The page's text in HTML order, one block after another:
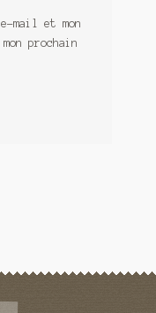
mail et mon
prochain